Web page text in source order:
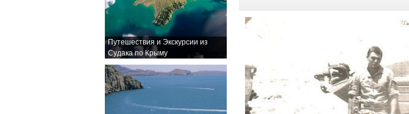
Путешествия и Экскурсии из
Судака по Крыму